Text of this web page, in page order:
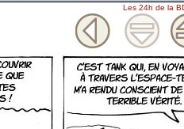
Les 24h de la